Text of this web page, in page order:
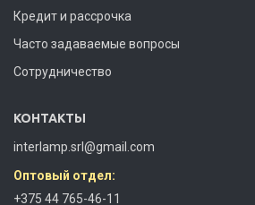
Кредит и рассрочка
Часто задаваемые вопросы
Сотрудничество
КОНТАКТЫ
interlamp.srl@gmail.com
Оптовый отдел:
+375 44 765-46-11